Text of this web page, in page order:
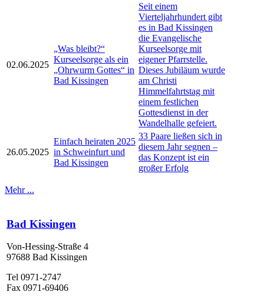
02.06.2025
„Was bleibt?“
Kurseelsorge als ein
„Ohrwurm Gottes“ in
Bad Kissingen
Seit einem
Vierteljahrhundert gibt
es in Bad Kissingen
die Evangelische
Kurseelsorge mit
eigener Pfarrstelle.
Dieses Jubiläum wurde
am Christi
Himmelfahrtstag mit
einem festlichen
Gottesdienst in der
Wandelhalle gefeiert.
26.05.2025
Einfach heiraten 2025
in Schweinfurt und
Bad Kissingen
33 Paare ließen sich in
diesem Jahr segnen –
das Konzept ist ein
großer Erfolg
Mehr ...
Bad Kissingen
Von-Hessing-Straße 4
97688 Bad Kissingen
Tel 0971-2747
Fax 0971-69406